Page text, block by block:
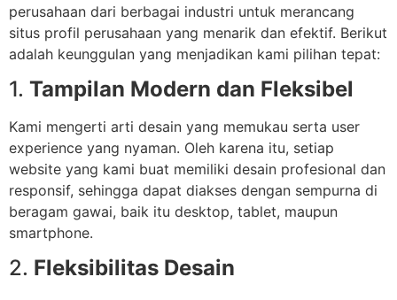
perusahaan dari berbagai industri untuk merancang
situs profil perusahaan yang menarik dan efektif. Berikut
adalah keunggulan yang menjadikan kami pilihan tepat:
1. Tampilan Modern dan Fleksibel
Kami mengerti arti desain yang memukau serta user
experience yang nyaman. Oleh karena itu, setiap
website yang kami buat memiliki desain profesional dan
responsif, sehingga dapat diakses dengan sempurna di
beragam gawai, baik itu desktop, tablet, maupun
smartphone.
2. Fleksibilitas Desain